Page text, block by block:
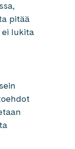
pitää
ei lukita